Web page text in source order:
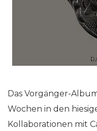
Das Vorgänger-
Wochen in den
Kollaborationen mit